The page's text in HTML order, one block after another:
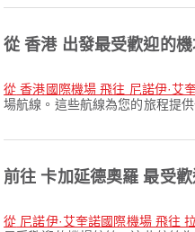
從 香港 出發最受歡迎的
從 香港國際機場 飛往 尼諾伊·
場航線。這些航線為您的旅程提供
前往 卡加延德奧羅 最受
從 尼諾伊·艾奎諾國際機場 飛往